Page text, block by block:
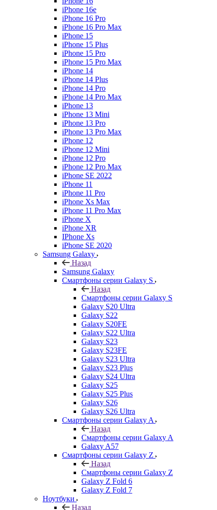
iPhone 16e
iPhone 16 Pro
iPhone 16 Pro Max
iPhone 15
iPhone 15 Plus
iPhone 15 Pro
iPhone 15 Pro Max
iPhone 14
iPhone 14 Plus
iPhone 14 Pro
iPhone 14 Pro Max
iPhone 13
iPhone 13 Mini
iPhone 13 Pro
iPhone 13 Pro Max
iPhone 12
iPhone 12 Mini
iPhone 12 Pro
iPhone 12 Pro Max
iPhone SE 2022
iPhone 11
iPhone 11 Pro
iPhone Xs Max
iPhone 11 Pro Max
iPhone X
iPhone XR
IPhone Xs
iPhone SE 2020
Samsung Galaxy
Назад
Samsung Galaxy
Смартфоны серии Galaxy S
Назад
Смартфоны серии Galaxy S
Galaxy S20 Ultra
Galaxy S22
Galaxy S20FE
Galaxy S22 Ultra
Galaxy S23
Galaxy S23FE
Galaxy S23 Ultra
Galaxy S23 Plus
Galaxy S24 Ultra
Galaxy S25
Galaxy S25 Plus
Galaxy S26
Galaxy S26 Ultra
Смартфоны серии Galaxy A
Назад
Смартфоны серии Galaxy A
Galaxy A57
Смартфоны серии Galaxy Z
Назад
Смартфоны серии Galaxy Z
Galaxy Z Fold 6
Galaxy Z Fold 7
Ноутбуки
Назад